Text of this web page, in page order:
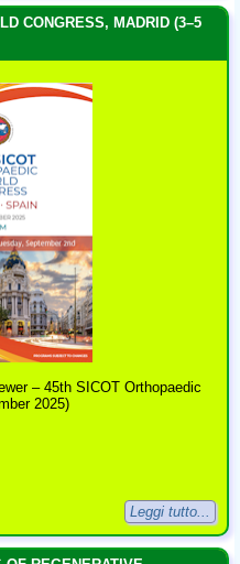
CONGRESS, MADRID (3–5
– 45th SICOT Orthopaedic
2025)
Leggi tutto...